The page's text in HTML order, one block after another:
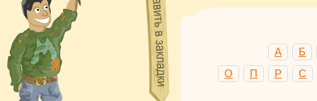
А
Б
О
П Р С